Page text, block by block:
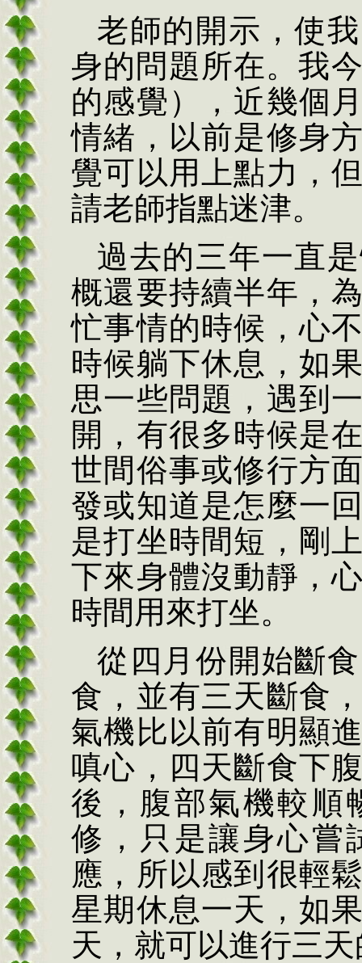
老師的開示，使
身的問題所在。我
的感覺），近幾個
情緒，以前是修身
覺可以用上點力，
請老師指點迷津。
過去的三年一直
概還要持續半年，
忙事情的時候，心
時候躺下休息，如
思一些問題，遇到
開，有很多時候是
世間俗事或修行方
發或知道是怎麼一
是打坐時間短，剛
下來身體沒動靜，
時間用來打坐。
從四月份開始斷
食，並有三天斷食
氣機比以前有明顯
嗔心，四天斷食下
後，腹部氣機較順
修，只是讓身心嘗
應，所以感到很輕
星期休息一天，如
天，就可以進行三